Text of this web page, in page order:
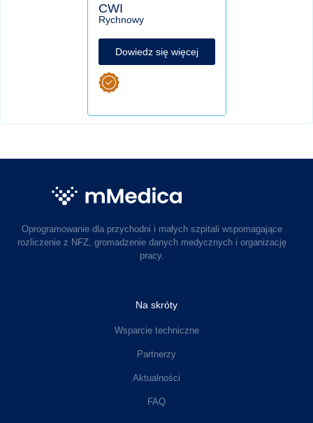
CWI
Rychnowy
Dowiedz się więcej
Oprogramowanie dla przychodni i małych szpitali wspomagające
rozliczenie z NFZ, gromadzenie danych medycznych i organizację
pracy.
Na skróty
Wsparcie techniczne
Partnerzy
Aktualności
FAQ